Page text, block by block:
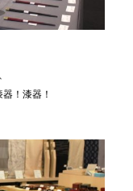
！漆器！